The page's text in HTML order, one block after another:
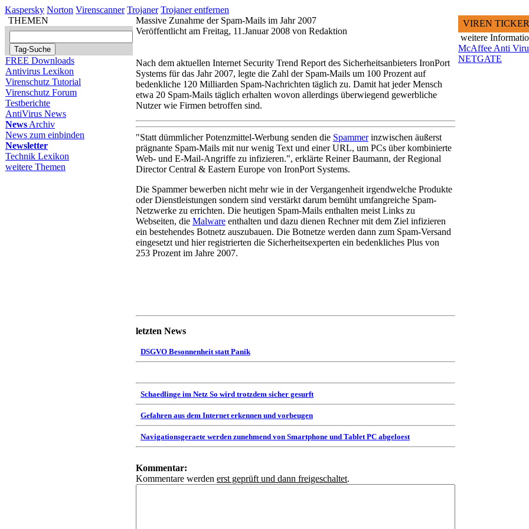
Kaspersky Norton Virenscanner Trojaner Trojaner entfernen
THEMEN
FREE Downloads
Antivirus Lexikon
Virenschutz Tutorial
Virenschutz Forum
Testberichte
AntiVirus News
News Archiv
News zum einbinden
Newsletter
Technik Lexikon
weitere Themen
Massive Zunahme der Spam-Mails im Jahr 2007
Veröffentlicht am Freitag, 11.Januar 2008 von Redaktion
Nach dem aktuellen Internet Security Trend Report des Sicherheitsanbieters IronPort
Systems für das Jahr 2007, legte die Zahl der Spam-Mails um 100 Prozent auf
bedenkliche 120 Milliarden Spam-Nachrichten täglich zu. Damit hat jeder Mensch
etwa 20 Spam-Mails täglich erhalten wovon allerdings überwiegend gewerbliche
Nutzer wie Firmen betroffen sind.
"Statt dümmlicher Potenzmittel-Werbung senden die Spammerinzwischen äußerst
prägnante Spam-Mails mit nur wenig Text und einer URL, um PCs über kombinierte
Web- und E-Mail-Angriffe zu infizieren.", erklärte Reiner Baumann, der Regional
Director Central & Eastern Europe von IronPort Systems.
Die Spammer bewerben nicht mehr wie in der Vergangenheit irgendwelche Produkte
oder Dienstleistungen sondern sind verstärkt darum bemüht umfangreiche Spam-
Netzwerke zu errichten. Die heutigen Spam-Mails enthalten meist Links zu
Webseiten, die Malware enthalten und dazu dienen Rechner mit dem Ziel infizieren
ein bestehendes Botnetz auszubauen. Die Botnetze werden dann zum Spam-Versand
eingesetzt und hier registrierten die Sicherheitsexperten ein bedenkliches Plus von
253 Prozent im Jahre 2007.
letzten News
DSGVO Besonnenheit statt Panik
Schaedlinge im Netz So wird trotzdem sicher gesurft
Gefahren aus dem Internet erkennen und vorbeugen
Navigationsgeraete werden zunehmend von Smartphone und Tablet PC abgeloest
Kommentar:
Kommentare werden erst geprüft und dann freigeschaltet.
VIREN TICKER
weitere
McAffee Anti
NETGATE